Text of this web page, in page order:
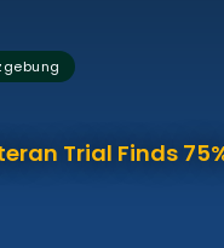
Trial Finds